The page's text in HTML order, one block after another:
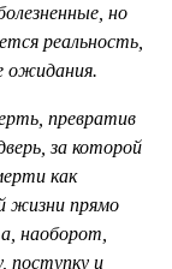
но
реальность,
ожидания.
превратив
за которой
как
жизни прямо
наоборот,
поступку и